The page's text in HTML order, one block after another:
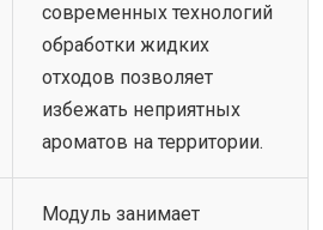
современных технологий
обработки жидких
отходов позволяет
избежать неприятных
ароматов на территории.
Модуль занимает